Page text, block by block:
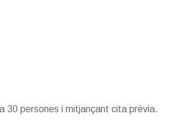
30 persones i mitjançant cita prèvia.